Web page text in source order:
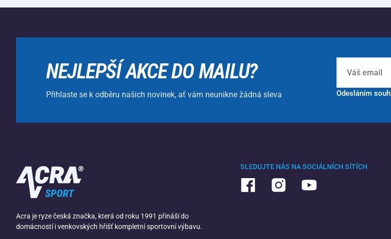
NEJLEPŠÍ AKCE DO MAILU?
Přihlaste se k odběru našich novinek, ať vám neunikne žádná sleva Odesláním
Acra je ryze česká značka, která od roku 1991 přináší do
domácností i venkovských hřišť kompletní sportovní výbavu.
SLEDUJTE NÁS NA SOCIÁLNÍCH SÍTÍCH